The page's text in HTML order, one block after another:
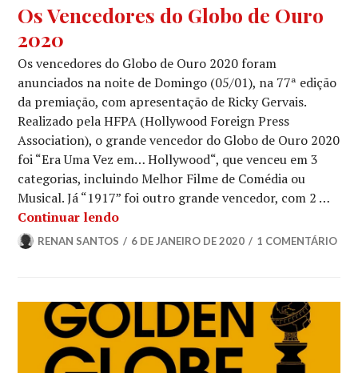
GLOBO
DE
OURO,
DE
FILMES,
NOTÍCIAS
DE
SÉRIES
Os Vencedores do Globo de Ouro
2020
Os vencedores do Globo de Ouro 2020 foram
anunciados na noite de Domingo (05/01), na 77ª edição
da premiação, com apresentação de Ricky Gervais.
Realizado pela HFPA (Hollywood Foreign Press
Association), o grande vencedor do Globo de Ouro 2020
foi “Era Uma Vez em… Hollywood“, que venceu em 3
categorias, incluindo Melhor Filme de Comédia ou
Musical. Já “1917” foi outro grande vencedor, com 2 …
Continuar lendoOs Vencedores do Globo de Ouro 2020
RENAN SANTOS 6 DE JANEIRO DE 2020 1 COMENTÁRIO